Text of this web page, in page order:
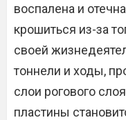
воспалена и
крошиться из-за
своей
тоннели и ходы,
слои рогового
пластины